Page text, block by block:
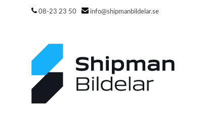
08-23 23 50 info@shipmanbildelar.se